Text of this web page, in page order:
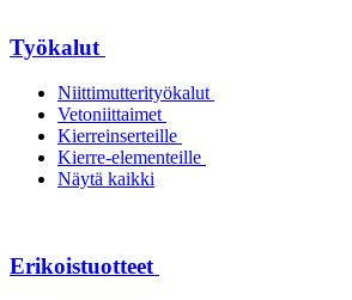
Työkalut
Niittimutterityökalut
Vetoniittaimet
Kierreinserteille
Kierre-elementeille
Näytä kaikki
Erikoistuotteet